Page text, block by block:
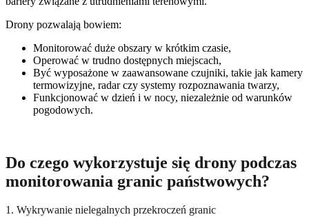
Drony pozwalają bowiem:
Monitorować duże obszary w krótkim czasie,
Operować w trudno dostępnych miejscach,
Być wyposażone w zaawansowane czujniki, takie jak kamery
termowizyjne, radar czy systemy rozpoznawania twarzy,
Funkcjonować w dzień i w nocy, niezależnie od warunków
pogodowych.
Do czego wykorzystuje się drony podczas
monitorowania granic państwowych?
1. Wykrywanie nielegalnych przekroczeń granic